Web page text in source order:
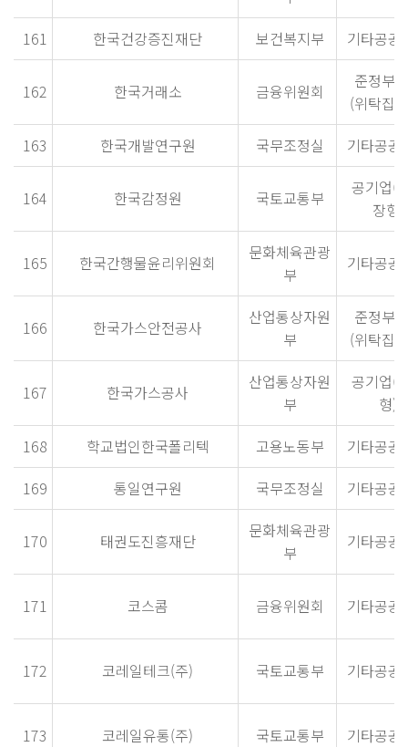
161
한국건강증진재단 보건복지부 기타공공
162 한국거래소 금융위원회
준정부
(위탁집
163
한국개발연구원 국무조정실 기타공공
164 한국감정원 국토교통부
공기업(
장형)
165 한국간행물윤리위원회
문화체육관광
부
기타공공
166 한국가스안전공사
산업통상자원
부
준정부
(위탁집
167 한국가스공사
산업통상자원
부
공기업(
형)
168
학교법인한국폴리텍 고용노동부
기타공공
169
통일연구원 국무조정실 기타공공
170 태권도진흥재단
문화체육관광
부
기타공공
171 코스콤 금융위원회 기타공공
172 코레일테크(주) 국토교통부 기타공공
173 코레일유통(주) 국토교통부 기타공공